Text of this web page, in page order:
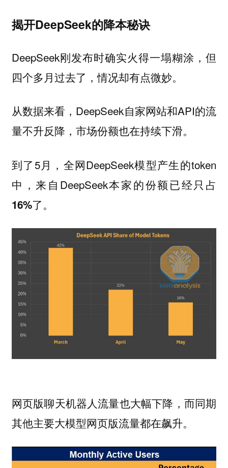
揭开DeepSeek的降本秘诀
DeepSeek刚发布时确实火得一塌糊涂，但
四个多月过去了，情况却有点微妙。
从数据来看，DeepSeek自家网站和API的流
量不升反降，市场份额也在持续下滑。
到了5月，全网DeepSeek模型产生的token
中，来自DeepSeek本家的份额已经只占
16%了。
网页版聊天机器人流量也大幅下降，而同期
其他主要大模型网页版流量都在飙升。